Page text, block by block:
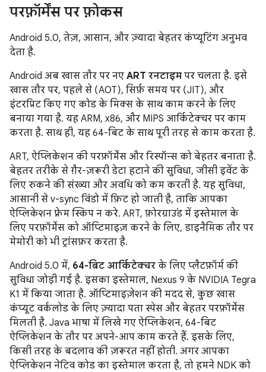
परफ़ॉर्मेंस पर फ़ोकस
Android 5.0, तेज़, आसान, और ज़्यादा बेहतर कंप्यूटिंग अनुभव
देता है.
Android अब खास तौर पर नए ART रनटाइम पर चलता है. इसे
खास तौर पर, पहले से (AOT), सिर्फ़ समय पर (JIT), और
इंटरप्रिट किए गए कोड के मिक्स के साथ काम करने के लिए
बनाया गया है. यह ARM, x86, और MIPS आर्किटेक्चर पर काम
करता है. साथ ही, यह 64-बिट के साथ पूरी तरह से काम करता है.
ART, ऐप्लिकेशन की परफ़ॉर्मेंस और रिस्पॉन्स को बेहतर बनाता है.
बेहतर तरीके से ग़ैर-ज़रूरी डेटा हटाने की सुविधा, जीसी इवेंट के
लिए रुकने की संख्या और अवधि को कम करती है. यह सुविधा,
आसानी से v-sync विंडो में फ़िट हो जाती है, ताकि आपका
ऐप्लिकेशन फ़्रेम स्किप न करे. ART, फ़ोरग्राउंड में इस्तेमाल के
लिए परफ़ॉर्मेंस को ऑप्टिमाइज़ करने के लिए, डाइनैमिक तौर पर
मेमोरी को भी ट्रांसफ़र करता है.
Android 5.0 में, 64-बिट आर्किटेक्चर के लिए प्लैटफ़ॉर्म की
सुविधा जोड़ी गई है. इसका इस्तेमाल, Nexus 9 के NVIDIA Tegra
K1 में किया जाता है. ऑप्टिमाइज़ेशन की मदद से, कुछ खास
कंप्यूट वर्कलोड के लिए ज़्यादा पता स्पेस और बेहतर परफ़ॉर्मेंस
मिलती है. Java भाषा में लिखे गए ऐप्लिकेशन, 64-बिट
ऐप्लिकेशन के तौर पर अपने-आप काम करते हैं. इसके लिए,
किसी तरह के बदलाव की ज़रूरत नहीं होती. अगर आपका
ऐप्लिकेशन नेटिव कोड का इस्तेमाल करता है, तो हमने NDK को